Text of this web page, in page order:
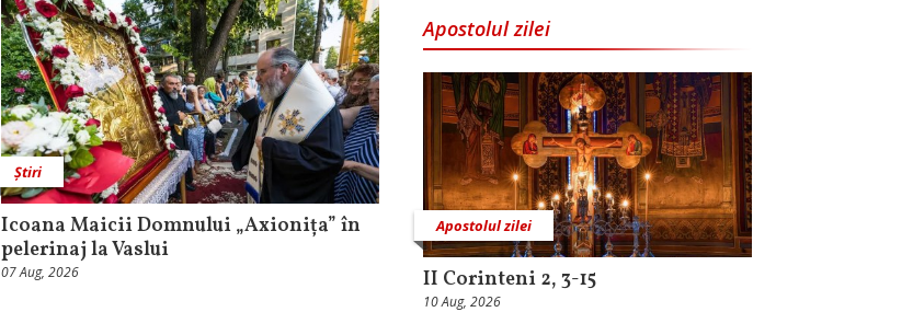
Știri
Icoana Maicii Domnului „Axionița” în
pelerinaj la Vaslui
07 Aug, 2026
Apostolul zilei
Apostolul zilei
II Corinteni 2, 3-15
10 Aug, 2026